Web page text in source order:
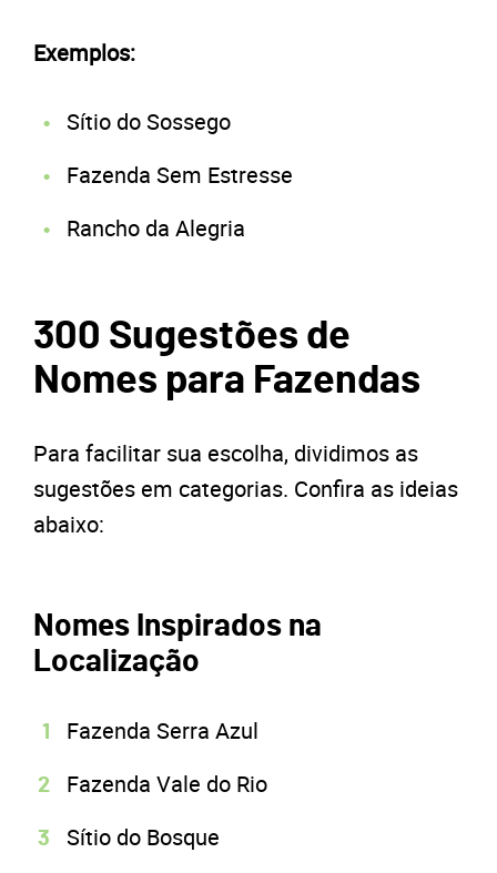
Exemplos:
Sítio do Sossego
Fazenda Sem Estresse
Rancho da Alegria
300 Sugestões de
Nomes para Fazendas
Para facilitar sua escolha, dividimos as
sugestões em categorias. Confira as ideias
abaixo:
Nomes Inspirados na
Localização
Fazenda Serra Azul
Fazenda Vale do Rio
Sítio do Bosque